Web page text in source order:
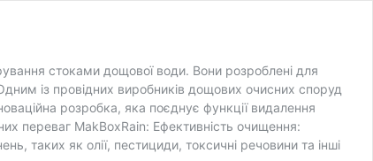
стоками дощової води. Вони розроблені для
із провідних виробників дощових очисних споруд
розробка, яка поєднує функції видалення
переваг MakBoxRain: Ефективність очищення:
таких як олії, пестициди, токсичні речовини та інші